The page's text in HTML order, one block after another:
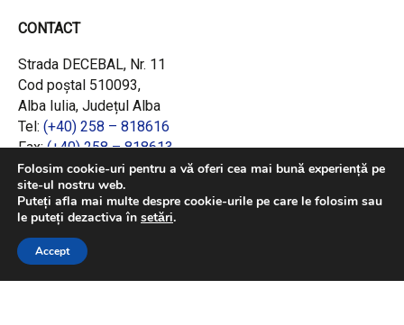
CONTACT
Strada DECEBAL, Nr. 11
Cod poștal 510093,
Alba Iulia, Județul Alba
Tel: (+40) 258 – 818616
Fax:(+40) 258 – 818613
Email:office@adrcentru.ro
LINK-URI RAPIDE
Consiliul European
Jurnalul Oficial al Uniunii Europene
Folosim cookie-uri pentru a vă oferi cea mai bună experiență pe
site-ul nostru web.
Puteți afla mai multe despre cookie-urile pe care le folosim sau
le puteți dezactiva în setări.
Accept